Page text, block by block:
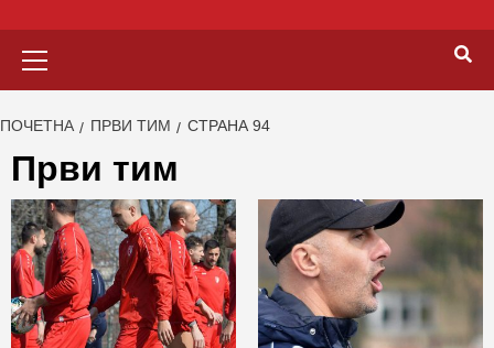
ПОЧЕТНА ПРВИ ТИМ СТРАНА 94
Први тим